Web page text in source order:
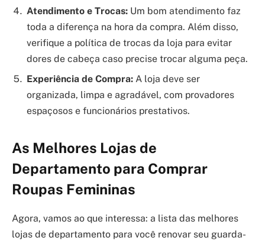
Atendimento e Trocas: Um bom atendimento faz
toda a diferença na hora da compra. Além disso,
verifique a política de trocas da loja para evitar
dores de cabeça caso precise trocar alguma peça.
Experiência de Compra: A loja deve ser
organizada, limpa e agradável, com provadores
espaçosos e funcionários prestativos.
As Melhores Lojas de
Departamento para Comprar
Roupas Femininas
Agora, vamos ao que interessa: a lista das melhores
lojas de departamento para você renovar seu guarda-